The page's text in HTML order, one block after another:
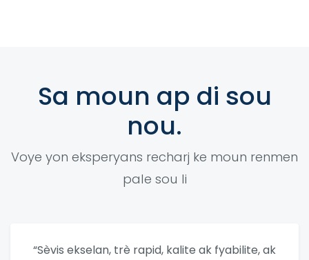
Sa moun ap di sou
nou.
Voye yon eksperyans recharj ke moun renmen
pale sou li
“Sèvis ekselan, trè rapid, kalite ak fyabilite, ak